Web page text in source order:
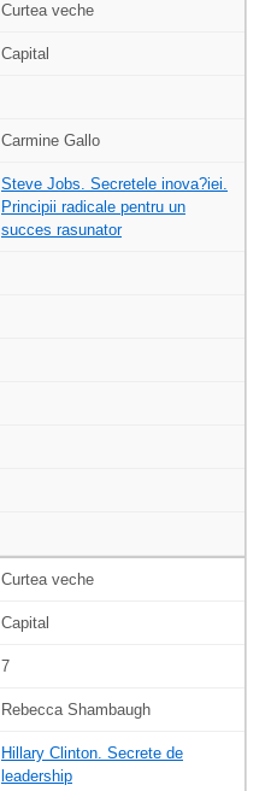
Curtea veche
Capital
Carmine Gallo
Steve Jobs. Secretele inova?iei.
Principii radicale pentru un
succes rasunator
Curtea veche
Capital
7
Rebecca Shambaugh
Hillary Clinton. Secrete de
leadership